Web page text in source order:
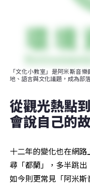
「文化小教室」是阿米斯音
地、語言與文化議題，成為部
從觀光熱點
會說自己的
十二年的變化也在網
尋「都蘭」，多半跳出
如今則更常見「阿米